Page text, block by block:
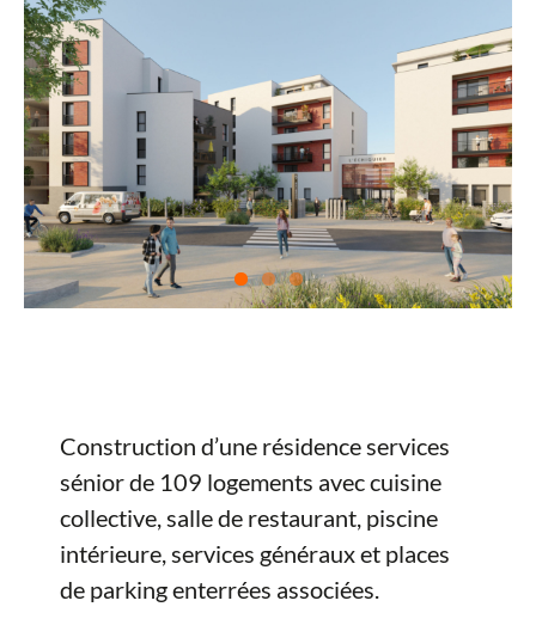
Construction d’une résidence services
sénior de 109 logements avec cuisine
collective, salle de restaurant, piscine
intérieure, services généraux et places
de parking enterrées associées.